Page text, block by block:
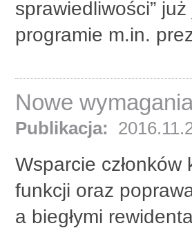
sprawiedliwości”
programie m.in.
Nowe
Publikacja:
Wsparcie
funkcji oraz
a biegłymi